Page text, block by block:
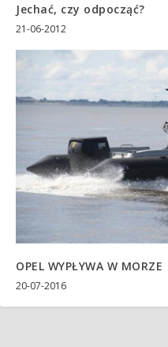
Jechać, czy odpocząć?
21-06-2012
OPEL WYPŁYWA W MORZE
20-07-2016